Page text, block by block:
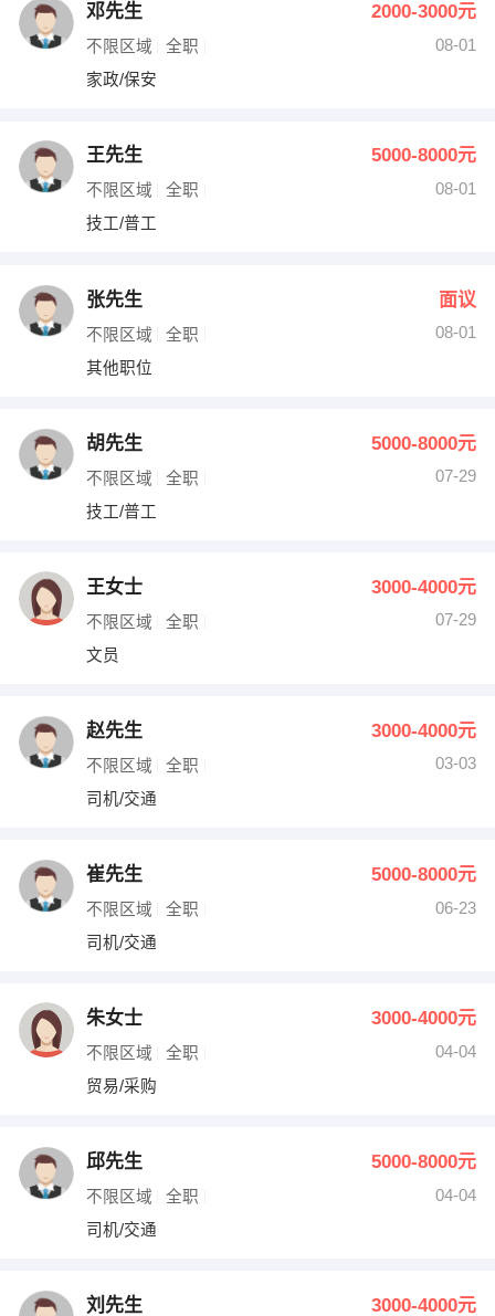
邓先生 2000-3000元
不限区域 全职
08-01
家政/保安
王先生 5000-8000元
不限区域 全职
08-01
技工/普工
张先生 面议
不限区域 全职
08-01
其他职位
胡先生 5000-8000元
不限区域 全职
07-29
技工/普工
王女士 3000-4000元
不限区域 全职
07-29
文员
赵先生 3000-4000元
不限区域 全职
03-03
司机/交通
崔先生 5000-8000元
不限区域 全职
06-23
司机/交通
朱女士 3000-4000元
不限区域 全职
04-04
贸易/采购
邱先生 5000-8000元
不限区域 全职
04-04
司机/交通
刘先生 3000-4000元